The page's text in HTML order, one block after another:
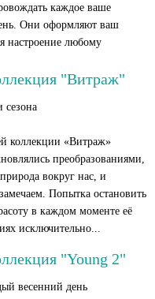
каждое ваше
Они оформляют ваш
настроение любому
"Витраж"
сезона
коллекции «Витраж»
преобразованиями,
вокруг нас, и
Попытка остановить
в каждом моменте её
исключительно...
"Young 2"
весенний день